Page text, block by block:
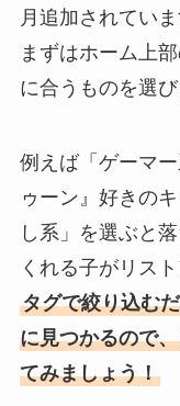
月追加されていま
まずはホーム上
に合うものを選び
例えば「ゲーマ
ゥーン』好きの
し系」を選ぶと
くれる子がリス
タグで絞り込む
に見つかるので
てみましょう！